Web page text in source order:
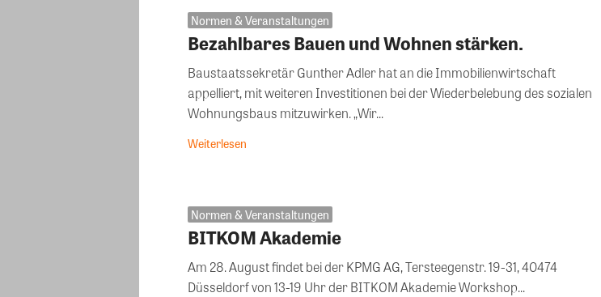
Normen & Veranstaltungen
Bezahlbares Bauen und Wohnen stärken.
Baustaatssekretär Gunther Adler hat an die Immobilienwirtschaft
appelliert, mit weiteren Investitionen bei der Wiederbelebung des sozialen
Wohnungsbaus mitzuwirken. „Wir...
Weiterlesen
Normen & Veranstaltungen
BITKOM Akademie
Am 28. August findet bei der KPMG AG, Tersteegenstr. 19-31, 40474
Düsseldorf von 13-19 Uhr der BITKOM Akademie Workshop...